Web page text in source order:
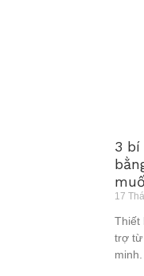
3
17
Thiết
trợ từ